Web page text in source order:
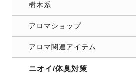
樹木系
アロマショップ
アロマ関連アイテム
ニオイ/体臭対策